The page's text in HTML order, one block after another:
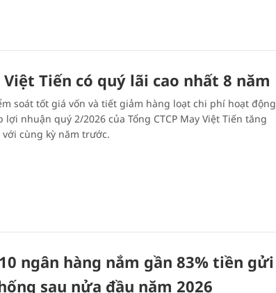
Việt Tiến có quý lãi cao nhất 8 năm
soát tốt giá vốn và tiết giảm hàng loạt chi phí hoạt động
lợi nhuận quý 2/2026 của Tổng CTCP May Việt Tiến tăng
với cùng kỳ năm trước.
ngân hàng nắm gần 83% tiền gửi
sau nửa đầu năm 2026